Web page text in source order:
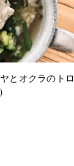
とオクラのトロ